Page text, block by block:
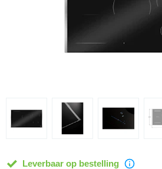
Leverbaar op bestelling